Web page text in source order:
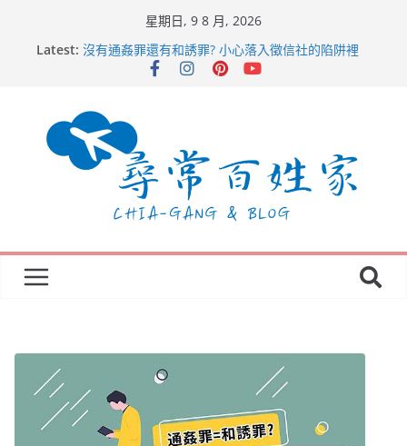
星期日, 9 8 月, 2026
Latest: 沒有通姦罪還有和誘罪? 小心落入徵信社的陷阱裡
日本萬座溫泉滑雪場 萬座高原大飯店
通姦除罪化後，徵信社是否還需要抓姦行動？